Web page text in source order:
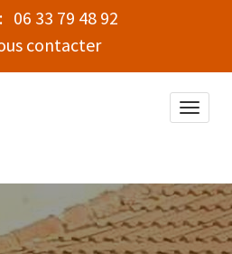
06 33 79 48 92
contacter
Toggle